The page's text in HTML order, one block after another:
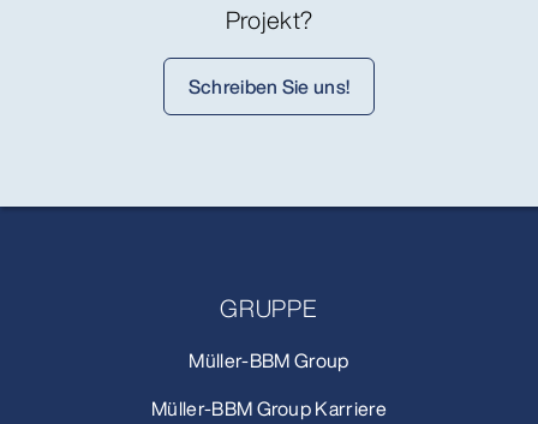
Projekt?
Schreiben Sie uns!
GRUPPE
Müller-BBM Group
Müller-BBM Group Karriere